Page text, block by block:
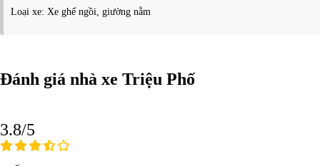
Loại xe: Xe ghế ngồi, giường nằm
Đánh giá nhà xe Triệu Phố
3.8/5